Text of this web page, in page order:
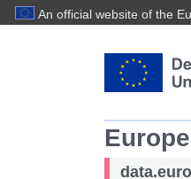
An official website of the